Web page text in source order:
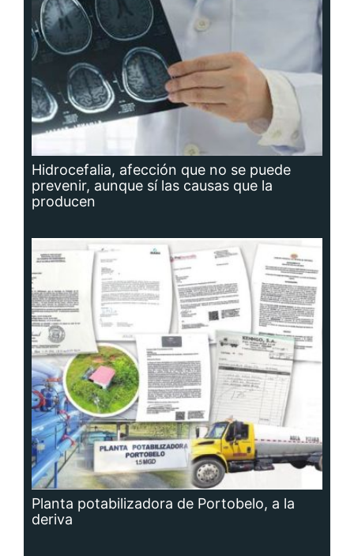
Hidrocefalia, afección que no se puede
prevenir, aunque sí las causas que la
producen
Planta potabilizadora de Portobelo, a la
deriva